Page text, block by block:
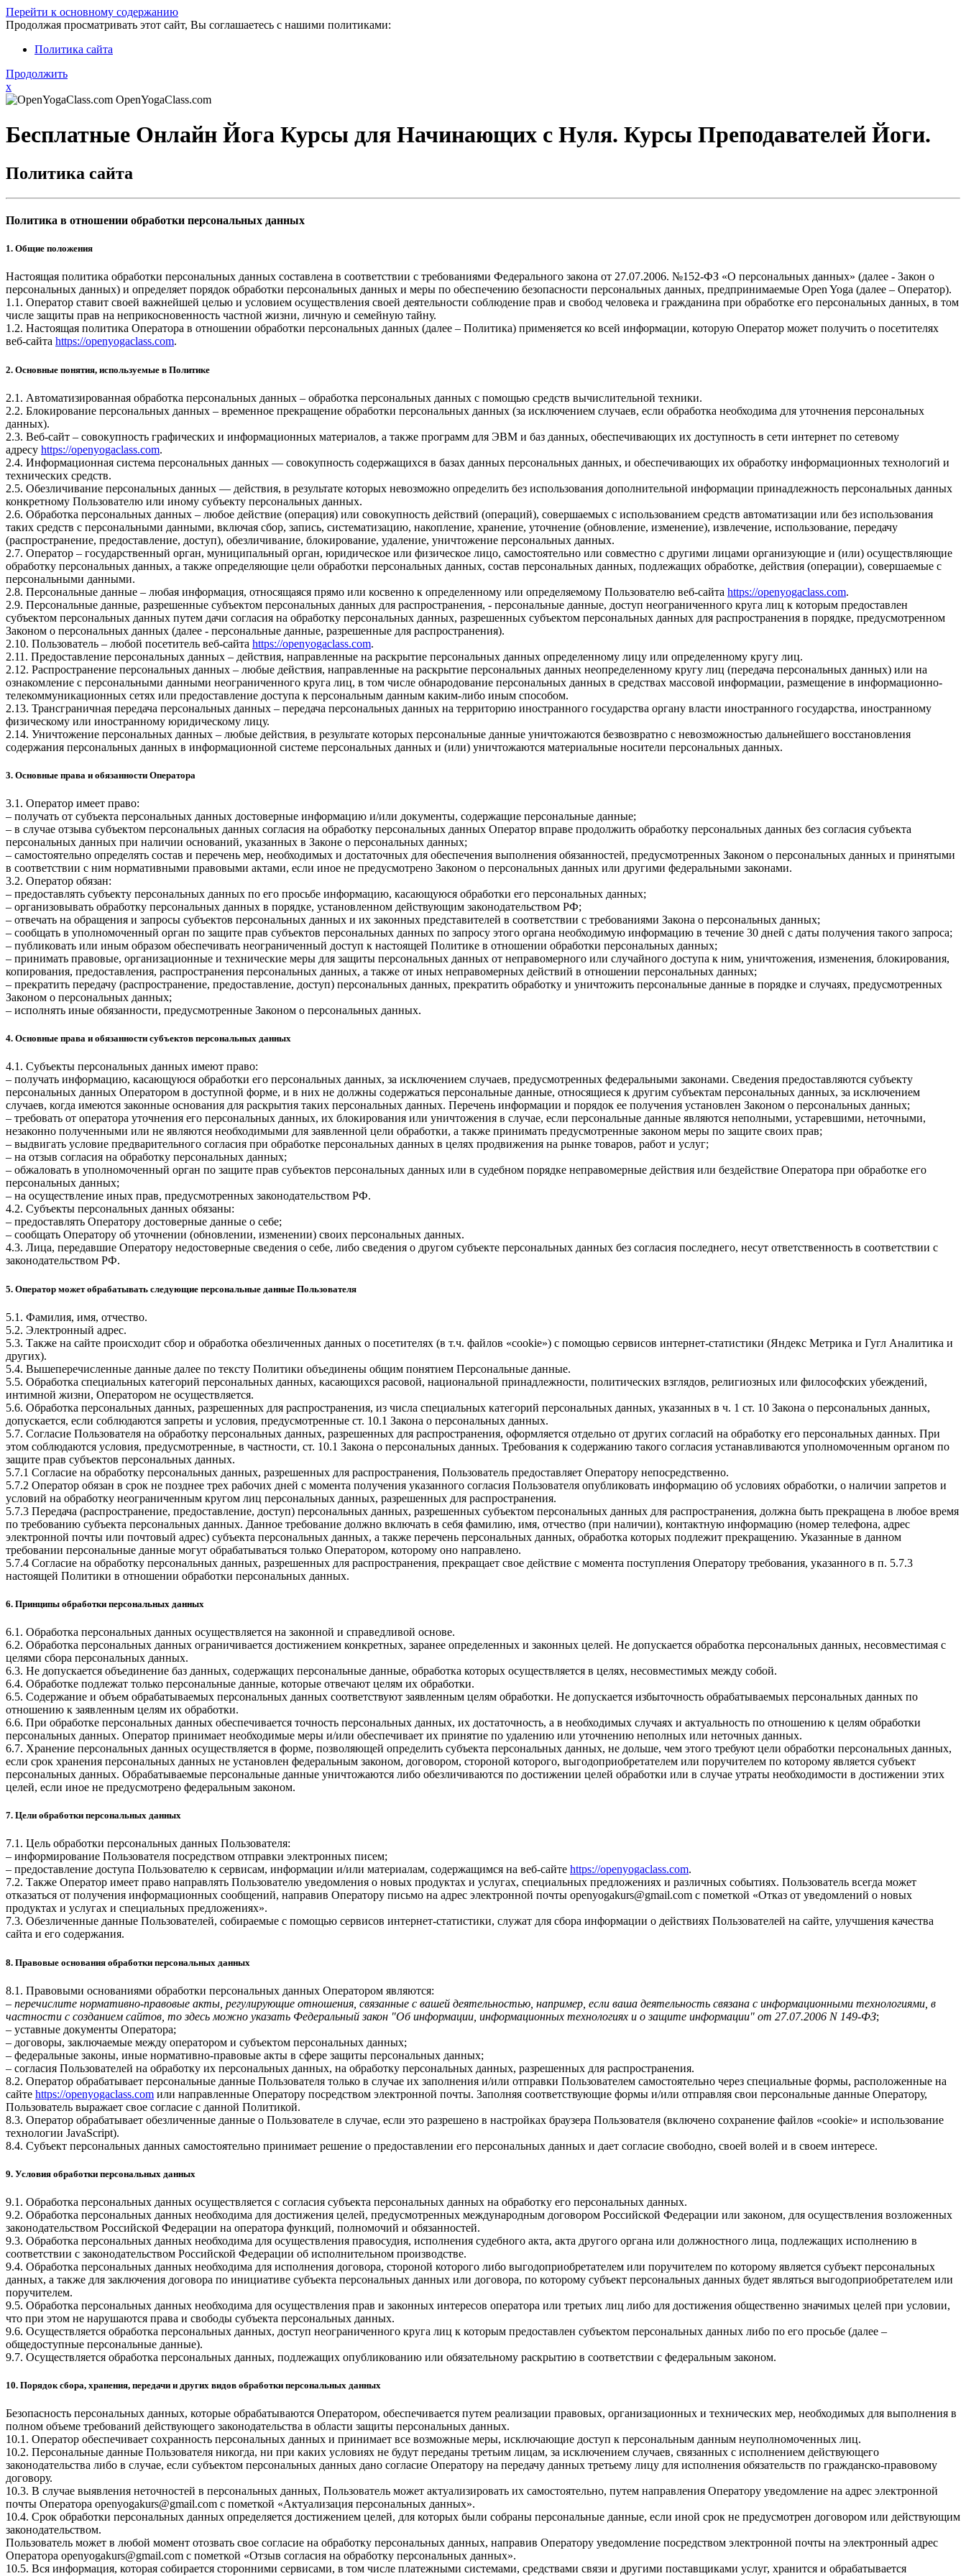
Перейти к основному содержанию
Продолжая просматривать этот сайт, Вы соглашаетесь с нашими политиками:
Политика сайта
Продолжить
x
OpenYogaClass.com
Бесплатные Онлайн Йога Курсы для Начинающих с Нуля. Курсы Преподавателей Йоги.
Политика сайта
Политика в отношении обработки персональных данных
1. Общие положения
Настоящая политика обработки персональных данных составлена в соответствии с требованиями Федерального закона от 27.07.2006. №152-ФЗ «О персональных данных» (далее - Закон о
персональных данных) и определяет порядок обработки персональных данных и меры по обеспечению безопасности персональных данных, предпринимаемые Open Yoga (далее – Оператор).
1.1. Оператор ставит своей важнейшей целью и условием осуществления своей деятельности соблюдение прав и свобод человека и гражданина при обработке его персональных данных, в том
числе защиты прав на неприкосновенность частной жизни, личную и семейную тайну.
1.2. Настоящая политика Оператора в отношении обработки персональных данных (далее – Политика) применяется ко всей информации, которую Оператор может получить о посетителях
веб-сайта https://openyogaclass.com.
2. Основные понятия, используемые в Политике
2.1. Автоматизированная обработка персональных данных – обработка персональных данных с помощью средств вычислительной техники.
2.2. Блокирование персональных данных – временное прекращение обработки персональных данных (за исключением случаев, если обработка необходима для уточнения персональных
данных).
2.3. Веб-сайт – совокупность графических и информационных материалов, а также программ для ЭВМ и баз данных, обеспечивающих их доступность в сети интернет по сетевому
адресу https://openyogaclass.com.
2.4. Информационная система персональных данных — совокупность содержащихся в базах данных персональных данных, и обеспечивающих их обработку информационных технологий и
технических средств.
2.5. Обезличивание персональных данных — действия, в результате которых невозможно определить без использования дополнительной информации принадлежность персональных данных
конкретному Пользователю или иному субъекту персональных данных.
2.6. Обработка персональных данных – любое действие (операция) или совокупность действий (операций), совершаемых с использованием средств автоматизации или без использования
таких средств с персональными данными, включая сбор, запись, систематизацию, накопление, хранение, уточнение (обновление, изменение), извлечение, использование, передачу
(распространение, предоставление, доступ), обезличивание, блокирование, удаление, уничтожение персональных данных.
2.7. Оператор – государственный орган, муниципальный орган, юридическое или физическое лицо, самостоятельно или совместно с другими лицами организующие и (или) осуществляющие
обработку персональных данных, а также определяющие цели обработки персональных данных, состав персональных данных, подлежащих обработке, действия (операции), совершаемые с
персональными данными.
2.8. Персональные данные – любая информация, относящаяся прямо или косвенно к определенному или определяемому Пользователю веб-сайта https://openyogaclass.com.
2.9. Персональные данные, разрешенные субъектом персональных данных для распространения, - персональные данные, доступ неограниченного круга лиц к которым предоставлен
субъектом персональных данных путем дачи согласия на обработку персональных данных, разрешенных субъектом персональных данных для распространения в порядке, предусмотренном
Законом о персональных данных (далее - персональные данные, разрешенные для распространения).
2.10. Пользователь – любой посетитель веб-сайта https://openyogaclass.com.
2.11. Предоставление персональных данных – действия, направленные на раскрытие персональных данных определенному лицу или определенному кругу лиц.
2.12. Распространение персональных данных – любые действия, направленные на раскрытие персональных данных неопределенному кругу лиц (передача персональных данных) или на
ознакомление с персональными данными неограниченного круга лиц, в том числе обнародование персональных данных в средствах массовой информации, размещение в информационно-
телекоммуникационных сетях или предоставление доступа к персональным данным каким-либо иным способом.
2.13. Трансграничная передача персональных данных – передача персональных данных на территорию иностранного государства органу власти иностранного государства, иностранному
физическому или иностранному юридическому лицу.
2.14. Уничтожение персональных данных – любые действия, в результате которых персональные данные уничтожаются безвозвратно с невозможностью дальнейшего восстановления
содержания персональных данных в информационной системе персональных данных и (или) уничтожаются материальные носители персональных данных.
3. Основные права и обязанности Оператора
3.1. Оператор имеет право:
– получать от субъекта персональных данных достоверные информацию и/или документы, содержащие персональные данные;
– в случае отзыва субъектом персональных данных согласия на обработку персональных данных Оператор вправе продолжить обработку персональных данных без согласия субъекта
персональных данных при наличии оснований, указанных в Законе о персональных данных;
– самостоятельно определять состав и перечень мер, необходимых и достаточных для обеспечения выполнения обязанностей, предусмотренных Законом о персональных данных и принятыми
в соответствии с ним нормативными правовыми актами, если иное не предусмотрено Законом о персональных данных или другими федеральными законами.
3.2. Оператор обязан:
– предоставлять субъекту персональных данных по его просьбе информацию, касающуюся обработки его персональных данных;
– организовывать обработку персональных данных в порядке, установленном действующим законодательством РФ;
– отвечать на обращения и запросы субъектов персональных данных и их законных представителей в соответствии с требованиями Закона о персональных данных;
– сообщать в уполномоченный орган по защите прав субъектов персональных данных по запросу этого органа необходимую информацию в течение 30 дней с даты получения такого запроса;
– публиковать или иным образом обеспечивать неограниченный доступ к настоящей Политике в отношении обработки персональных данных;
– принимать правовые, организационные и технические меры для защиты персональных данных от неправомерного или случайного доступа к ним, уничтожения, изменения, блокирования,
копирования, предоставления, распространения персональных данных, а также от иных неправомерных действий в отношении персональных данных;
– прекратить передачу (распространение, предоставление, доступ) персональных данных, прекратить обработку и уничтожить персональные данные в порядке и случаях, предусмотренных
Законом о персональных данных;
– исполнять иные обязанности, предусмотренные Законом о персональных данных.
4. Основные права и обязанности субъектов персональных данных
4.1. Субъекты персональных данных имеют право:
– получать информацию, касающуюся обработки его персональных данных, за исключением случаев, предусмотренных федеральными законами. Сведения предоставляются субъекту
персональных данных Оператором в доступной форме, и в них не должны содержаться персональные данные, относящиеся к другим субъектам персональных данных, за исключением
случаев, когда имеются законные основания для раскрытия таких персональных данных. Перечень информации и порядок ее получения установлен Законом о персональных данных;
– требовать от оператора уточнения его персональных данных, их блокирования или уничтожения в случае, если персональные данные являются неполными, устаревшими, неточными,
незаконно полученными или не являются необходимыми для заявленной цели обработки, а также принимать предусмотренные законом меры по защите своих прав;
– выдвигать условие предварительного согласия при обработке персональных данных в целях продвижения на рынке товаров, работ и услуг;
– на отзыв согласия на обработку персональных данных;
– обжаловать в уполномоченный орган по защите прав субъектов персональных данных или в судебном порядке неправомерные действия или бездействие Оператора при обработке его
персональных данных;
– на осуществление иных прав, предусмотренных законодательством РФ.
4.2. Субъекты персональных данных обязаны:
– предоставлять Оператору достоверные данные о себе;
– сообщать Оператору об уточнении (обновлении, изменении) своих персональных данных.
4.3. Лица, передавшие Оператору недостоверные сведения о себе, либо сведения о другом субъекте персональных данных без согласия последнего, несут ответственность в соответствии с
законодательством РФ.
5. Оператор может обрабатывать следующие персональные данные Пользователя
5.1. Фамилия, имя, отчество.
5.2. Электронный адрес.
5.3. Также на сайте происходит сбор и обработка обезличенных данных о посетителях (в т.ч. файлов «cookie») с помощью сервисов интернет-статистики (Яндекс Метрика и Гугл Аналитика и
других).
5.4. Вышеперечисленные данные далее по тексту Политики объединены общим понятием Персональные данные.
5.5. Обработка специальных категорий персональных данных, касающихся расовой, национальной принадлежности, политических взглядов, религиозных или философских убеждений,
интимной жизни, Оператором не осуществляется.
5.6. Обработка персональных данных, разрешенных для распространения, из числа специальных категорий персональных данных, указанных в ч. 1 ст. 10 Закона о персональных данных,
допускается, если соблюдаются запреты и условия, предусмотренные ст. 10.1 Закона о персональных данных.
5.7. Согласие Пользователя на обработку персональных данных, разрешенных для распространения, оформляется отдельно от других согласий на обработку его персональных данных. При
этом соблюдаются условия, предусмотренные, в частности, ст. 10.1 Закона о персональных данных. Требования к содержанию такого согласия устанавливаются уполномоченным органом по
защите прав субъектов персональных данных.
5.7.1 Согласие на обработку персональных данных, разрешенных для распространения, Пользователь предоставляет Оператору непосредственно.
5.7.2 Оператор обязан в срок не позднее трех рабочих дней с момента получения указанного согласия Пользователя опубликовать информацию об условиях обработки, о наличии запретов и
условий на обработку неограниченным кругом лиц персональных данных, разрешенных для распространения.
5.7.3 Передача (распространение, предоставление, доступ) персональных данных, разрешенных субъектом персональных данных для распространения, должна быть прекращена в любое время
по требованию субъекта персональных данных. Данное требование должно включать в себя фамилию, имя, отчество (при наличии), контактную информацию (номер телефона, адрес
электронной почты или почтовый адрес) субъекта персональных данных, а также перечень персональных данных, обработка которых подлежит прекращению. Указанные в данном
требовании персональные данные могут обрабатываться только Оператором, которому оно направлено.
5.7.4 Согласие на обработку персональных данных, разрешенных для распространения, прекращает свое действие с момента поступления Оператору требования, указанного в п. 5.7.3
настоящей Политики в отношении обработки персональных данных.
6. Принципы обработки персональных данных
6.1. Обработка персональных данных осуществляется на законной и справедливой основе.
6.2. Обработка персональных данных ограничивается достижением конкретных, заранее определенных и законных целей. Не допускается обработка персональных данных, несовместимая с
целями сбора персональных данных.
6.3. Не допускается объединение баз данных, содержащих персональные данные, обработка которых осуществляется в целях, несовместимых между собой.
6.4. Обработке подлежат только персональные данные, которые отвечают целям их обработки.
6.5. Содержание и объем обрабатываемых персональных данных соответствуют заявленным целям обработки. Не допускается избыточность обрабатываемых персональных данных по
отношению к заявленным целям их обработки.
6.6. При обработке персональных данных обеспечивается точность персональных данных, их достаточность, а в необходимых случаях и актуальность по отношению к целям обработки
персональных данных. Оператор принимает необходимые меры и/или обеспечивает их принятие по удалению или уточнению неполных или неточных данных.
6.7. Хранение персональных данных осуществляется в форме, позволяющей определить субъекта персональных данных, не дольше, чем этого требуют цели обработки персональных данных,
если срок хранения персональных данных не установлен федеральным законом, договором, стороной которого, выгодоприобретателем или поручителем по которому является субъект
персональных данных. Обрабатываемые персональные данные уничтожаются либо обезличиваются по достижении целей обработки или в случае утраты необходимости в достижении этих
целей, если иное не предусмотрено федеральным законом.
7. Цели обработки персональных данных
7.1. Цель обработки персональных данных Пользователя:
– информирование Пользователя посредством отправки электронных писем;
– предоставление доступа Пользователю к сервисам, информации и/или материалам, содержащимся на веб-сайте https://openyogaclass.com.
7.2. Также Оператор имеет право направлять Пользователю уведомления о новых продуктах и услугах, специальных предложениях и различных событиях. Пользователь всегда может
отказаться от получения информационных сообщений, направив Оператору письмо на адрес электронной почты openyogakurs@gmail.com с пометкой «Отказ от уведомлений о новых
продуктах и услугах и специальных предложениях».
7.3. Обезличенные данные Пользователей, собираемые с помощью сервисов интернет-статистики, служат для сбора информации о действиях Пользователей на сайте, улучшения качества
сайта и его содержания.
8. Правовые основания обработки персональных данных
8.1. Правовыми основаниями обработки персональных данных Оператором являются:
– перечислите нормативно-правовые акты, регулирующие отношения, связанные с вашей деятельностью, например, если ваша деятельность связана с информационными технологиями, в
частности с созданием сайтов, то здесь можно указать Федеральный закон "Об информации, информационных технологиях и о защите информации" от 27.07.2006 N 149-ФЗ;
– уставные документы Оператора;
– договоры, заключаемые между оператором и субъектом персональных данных;
– федеральные законы, иные нормативно-правовые акты в сфере защиты персональных данных;
– согласия Пользователей на обработку их персональных данных, на обработку персональных данных, разрешенных для распространения.
8.2. Оператор обрабатывает персональные данные Пользователя только в случае их заполнения и/или отправки Пользователем самостоятельно через специальные формы, расположенные на
сайте https://openyogaclass.com или направленные Оператору посредством электронной почты. Заполняя соответствующие формы и/или отправляя свои персональные данные Оператору,
Пользователь выражает свое согласие с данной Политикой.
8.3. Оператор обрабатывает обезличенные данные о Пользователе в случае, если это разрешено в настройках браузера Пользователя (включено сохранение файлов «cookie» и использование
технологии JavaScript).
8.4. Субъект персональных данных самостоятельно принимает решение о предоставлении его персональных данных и дает согласие свободно, своей волей и в своем интересе.
9. Условия обработки персональных данных
9.1. Обработка персональных данных осуществляется с согласия субъекта персональных данных на обработку его персональных данных.
9.2. Обработка персональных данных необходима для достижения целей, предусмотренных международным договором Российской Федерации или законом, для осуществления возложенных
законодательством Российской Федерации на оператора функций, полномочий и обязанностей.
9.3. Обработка персональных данных необходима для осуществления правосудия, исполнения судебного акта, акта другого органа или должностного лица, подлежащих исполнению в
соответствии с законодательством Российской Федерации об исполнительном производстве.
9.4. Обработка персональных данных необходима для исполнения договора, стороной которого либо выгодоприобретателем или поручителем по которому является субъект персональных
данных, а также для заключения договора по инициативе субъекта персональных данных или договора, по которому субъект персональных данных будет являться выгодоприобретателем или
поручителем.
9.5. Обработка персональных данных необходима для осуществления прав и законных интересов оператора или третьих лиц либо для достижения общественно значимых целей при условии,
что при этом не нарушаются права и свободы субъекта персональных данных.
9.6. Осуществляется обработка персональных данных, доступ неограниченного круга лиц к которым предоставлен субъектом персональных данных либо по его просьбе (далее –
общедоступные персональные данные).
9.7. Осуществляется обработка персональных данных, подлежащих опубликованию или обязательному раскрытию в соответствии с федеральным законом.
10. Порядок сбора, хранения, передачи и других видов обработки персональных данных
Безопасность персональных данных, которые обрабатываются Оператором, обеспечивается путем реализации правовых, организационных и технических мер, необходимых для выполнения в
полном объеме требований действующего законодательства в области защиты персональных данных.
10.1. Оператор обеспечивает сохранность персональных данных и принимает все возможные меры, исключающие доступ к персональным данным неуполномоченных лиц.
10.2. Персональные данные Пользователя никогда, ни при каких условиях не будут переданы третьим лицам, за исключением случаев, связанных с исполнением действующего
законодательства либо в случае, если субъектом персональных данных дано согласие Оператору на передачу данных третьему лицу для исполнения обязательств по гражданско-правовому
договору.
10.3. В случае выявления неточностей в персональных данных, Пользователь может актуализировать их самостоятельно, путем направления Оператору уведомление на адрес электронной
почты Оператора openyogakurs@gmail.com с пометкой «Актуализация персональных данных».
10.4. Срок обработки персональных данных определяется достижением целей, для которых были собраны персональные данные, если иной срок не предусмотрен договором или действующим
законодательством.
Пользователь может в любой момент отозвать свое согласие на обработку персональных данных, направив Оператору уведомление посредством электронной почты на электронный адрес
Оператора openyogakurs@gmail.com с пометкой «Отзыв согласия на обработку персональных данных».
10.5. Вся информация, которая собирается сторонними сервисами, в том числе платежными системами, средствами связи и другими поставщиками услуг, хранится и обрабатывается